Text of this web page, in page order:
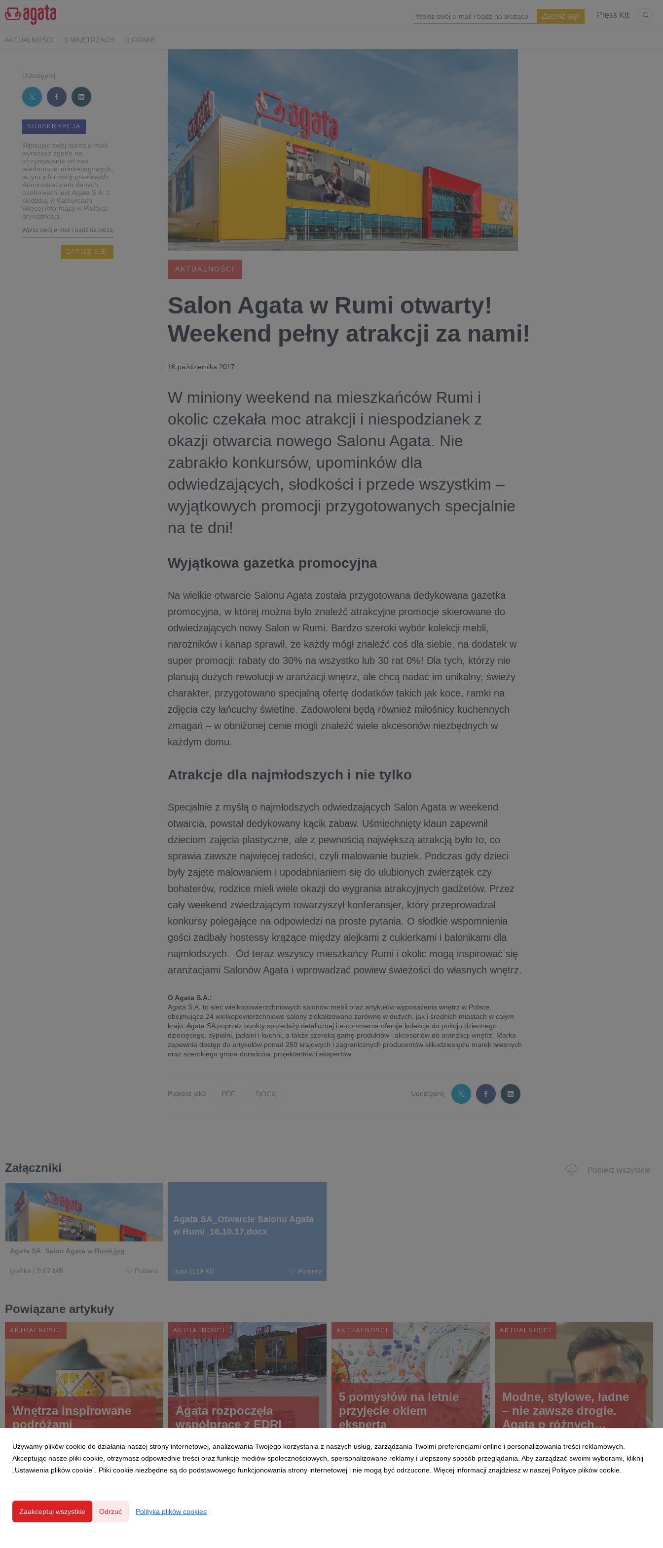
Press Kit
AKTUALNOŚCI O WNĘTRZACH O FIRMIE
Udostępnij
SUBSKRYPCJA
Wpisując swój adres e-mail,
wyrażasz zgodę na
otrzymywanie od nas
wiadomości marketingowych,
w tym informacji prasowych.
Administratorem danych
osobowych jest Agata S.A. z
siedzibą w Katowicach.
Więcej informacji w Polityce
prywatności.
AKTUALNOŚCI
Salon Agata w Rumi otwarty!
Weekend pełny atrakcji za nami!
16 października 2017
W miniony weekend na mieszkańców Rumi i
okolic czekała moc atrakcji i niespodzianek z
okazji otwarcia nowego Salonu Agata. Nie
zabrakło konkursów, upominków dla
odwiedzających, słodkości i przede wszystkim –
wyjątkowych promocji przygotowanych specjalnie
na te dni!
Wyjątkowa gazetka promocyjna
Na wielkie otwarcie Salonu Agata została przygotowana dedykowana gazetka
promocyjna, w której można było znaleźć atrakcyjne promocje skierowane do
odwiedzających nowy Salon w Rumi. Bardzo szeroki wybór kolekcji mebli,
narożników i kanap sprawił, że każdy mógł znaleźć coś dla siebie, na dodatek w
super promocji: rabaty do 30% na wszystko lub 30 rat 0%! Dla tych, którzy nie
planują dużych rewolucji w aranżacji wnętrz, ale chcą nadać im unikalny, świeży
charakter, przygotowano specjalną ofertę dodatków takich jak koce, ramki na
zdjęcia czy łańcuchy świetlne. Zadowoleni będą również miłośnicy kuchennych
zmagań – w obniżonej cenie mogli znaleźć wiele akcesoriów niezbędnych w
każdym domu.
Atrakcje dla najmłodszych i nie tylko
Specjalnie z myślą o najmłodszych odwiedzających Salon Agata w weekend
otwarcia, powstał dedykowany kącik zabaw. Uśmiechnięty klaun zapewnił
dzieciom zajęcia plastyczne, ale z pewnością największą atrakcją było to, co
sprawia zawsze najwięcej radości, czyli malowanie buziek. Podczas gdy dzieci
były zajęte malowaniem i upodabnianiem się do ulubionych zwierzątek czy
bohaterów, rodzice mieli wiele okazji do wygrania atrakcyjnych gadżetów. Przez
cały weekend zwiedzającym towarzyszył konferansjer, który przeprowadzał
konkursy polegające na odpowiedzi na proste pytania. O słodkie wspomnienia
gości zadbały hostessy krążące między alejkami z cukierkami i balonikami dla
najmłodszych. Od teraz wszyscy mieszkańcy Rumi i okolic mogą inspirować się
aranżacjami Salonów Agata i wprowadzać powiew świeżości do własnych wnętrz.
O Agata S.A.:
Agata S.A. to sieć wielkopowierzchniowych salonów mebli oraz artykułów wyposażenia wnętrz w Polsce;
obejmująca 24 wielkopowierzchniowe salony zlokalizowane zarówno w dużych, jak i średnich miastach w całym
kraju. Agata SA poprzez punkty sprzedaży detalicznej i e-commerce oferuje kolekcje do pokoju dziennego,
dziecięcego, sypialni, jadalni i kuchni, a także szeroką gamę produktów i akcesoriów do aranżacji wnętrz. Marka
zapewnia dostęp do artykułów ponad 250 krajowych i zagranicznych producentów kilkudziesięciu marek własnych
oraz szerokiego grona doradców, projektantów i ekspertów.
Pobierz jako PDF DOCX Udostępnij
Załączniki Pobierz wszystkie
Agata SA_Salon Agata w Rumi.jpg
grafika | 9,67 MB Pobierz
Agata SA_Otwarcie Salonu Agata
w Rumi_16.10.17.docx
docx |119 KB Pobierz
Powiązane artykuły
AKTUALNOŚCI
Wnętrza inspirowane
podróżami
AKTUALNOŚCI
Agata rozpoczęła
współpracę z EDRI
AKTUALNOŚCI
5 pomysłów na letnie
przyjęcie okiem
eksperta
AKTUALNOŚCI
Modne, stylowe, ładne
– nie zawsze drogie.
Agata o różnych
produktów w nowej
reklamie
Używamy plików cookie do działania naszej strony internetowej, analizowania Twojego korzystania z naszych usług, zarządzania Twoimi preferencjami online i personalizowania treści reklamowych.
Akceptując nasze pliki cookie, otrzymasz odpowiednie treści oraz funkcje mediów społecznościowych, spersonalizowane reklamy i ulepszony sposób przeglądania. Aby zarządzać swoimi wyborami, kliknij
„Ustawienia plików cookie”. Pliki cookie niezbędne są do podstawowego funkcjonowania strony internetowej i nie mogą być odrzucone. Więcej informacji znajdziesz w naszej Polityce plików cookie.
Zaakceptuj wszystkie Odrzuć Polityka plików cookies